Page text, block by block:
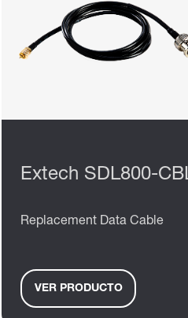
Extech SDL800-
Replacement Data Cable
VER PRODUCTO